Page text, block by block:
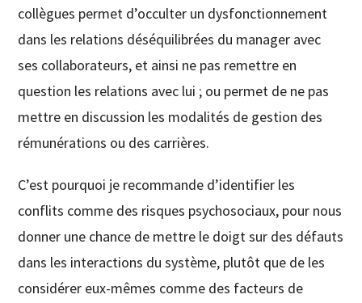
collègues permet d’occulter un dysfonctionnement
dans les relations déséquilibrées du manager avec
ses collaborateurs, et ainsi ne pas remettre en
question les relations avec lui ; ou permet de ne pas
mettre en discussion les modalités de gestion des
rémunérations ou des carrières.
C’est pourquoi je recommande d’identifier les
conflits comme des risques psychosociaux, pour nous
donner une chance de mettre le doigt sur des défauts
dans les interactions du système, plutôt que de les
considérer eux-mêmes comme des facteurs de